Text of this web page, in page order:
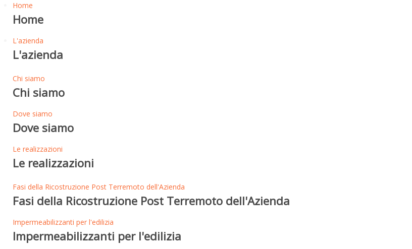
Home
Home
L'azienda
L'azienda
Chi siamo
Chi siamo
Dove siamo
Dove siamo
Le realizzazioni
Le realizzazioni
Fasi della Ricostruzione Post Terremoto dell'Azienda
Fasi della Ricostruzione Post Terremoto dell'Azienda
Impermeabilizzanti per l'edilizia
Impermeabilizzanti per l'edilizia